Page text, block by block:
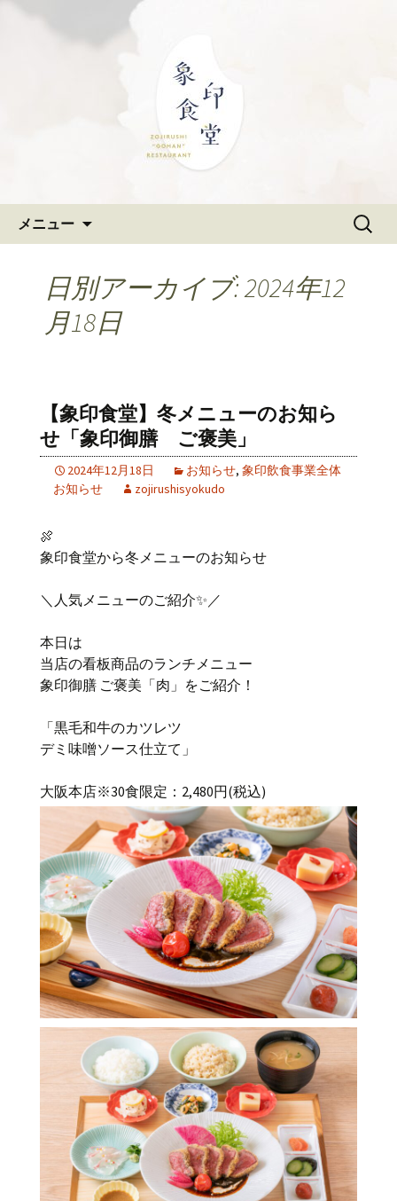
難波・なんばスカイオにある
和食「象印食堂」の公式ブログ
大阪難波の和食「象印食堂」。象印マ
ホービンが、「ごはんレストラン」と
して、美味しいごはんをご提供しま
メニュー
検
日別アーカイブ: 2024年12
月18日
【象印食堂】冬メニューのお知ら
せ「象印御膳 ご褒美」
2024年12月18日 お知らせ, 象印飲食事業全体
お知らせ
zojirushisyokudo
🍖
象印食堂から冬メニューのお知らせ
＼人気メニューのご紹介✨／
本日は
当店の看板商品のランチメニュー
象印御膳 ご褒美「肉」をご紹介！
「黒毛和牛のカツレツ
デミ味噌ソース仕立て」
大阪本店※30食限定：2,480円(税込)